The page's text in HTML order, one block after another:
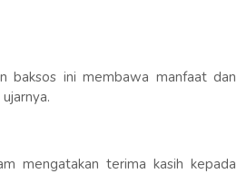
baksos ini membawa manfaat dan
mengatakan terima kasih kepada